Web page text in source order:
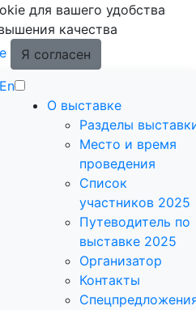
для вашего удобства
качества
Я согласен
En
О выставке
Разделы
Место и время
проведения
Список
участников 2025
Путеводитель по
выставке 2025
Организатор
Контакты